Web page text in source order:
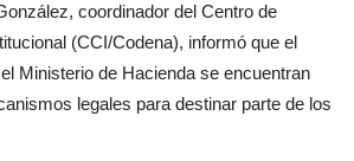
coordinador del Centro de
(CCI/Codena), informó que el
Ministerio de Hacienda se encuentran
legales para destinar parte de los